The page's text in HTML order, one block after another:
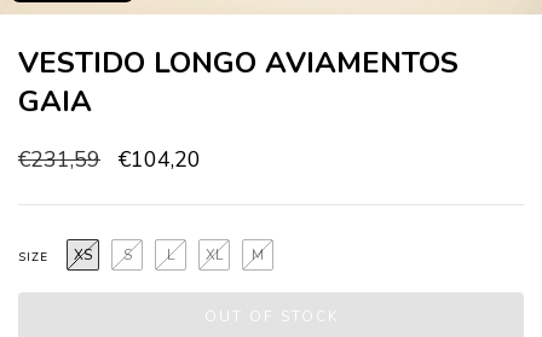
VESTIDO LONGO AVIAMENTOS
GAIA
€231,59 €104,20
SIZE XS S M
L XL